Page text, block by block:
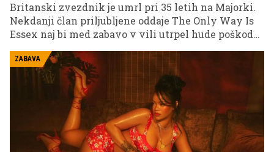
Britanski zvezdnik je umrl pri 35 letih na Majorki.
Nekdanji član priljubljene oddaje The Only Way Is
Essex naj bi med zabavo v vili utrpel hude poškodbe
preiskujejo španske oblasti.
ZABAVA